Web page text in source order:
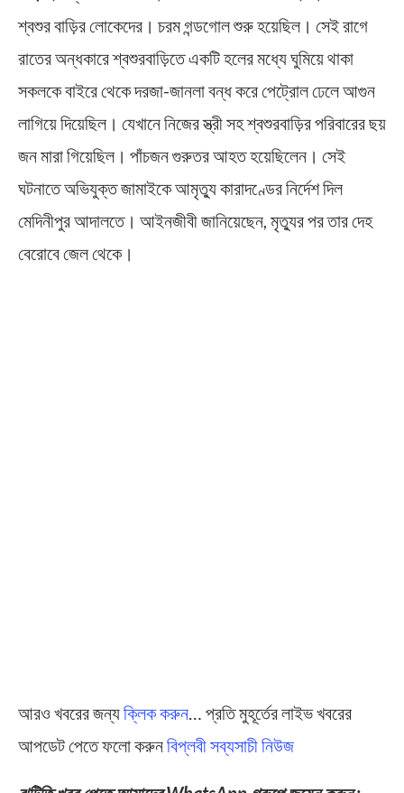
শ্বশুর বাড়ির লোকেদের। চরম গন্ডগোল শুরু হয়েছিল। সেই রাগে
রাতের অন্ধকারে শ্বশুরবাড়িতে একটি হলের মধ্যে ঘুমিয়ে থাকা
সকলকে বাইরে থেকে দরজা-জানলা বন্ধ করে পেট্রোল ঢেলে আগুন
লাগিয়ে দিয়েছিল। যেখানে নিজের স্ত্রী সহ শ্বশুরবাড়ির পরিবারের ছয়
জন মারা গিয়েছিল। পাঁচজন গুরুতর আহত হয়েছিলেন। সেই
ঘটনাতে অভিযুক্ত জামাইকে আমৃত্যু কারাদণ্ডের নির্দেশ দিল
মেদিনীপুর আদালতে। আইনজীবী জানিয়েছেন, মৃত্যুর পর তার দেহ
বেরোবে জেল থেকে।
আরও খবরের জন্যক্লিক করুন… প্রতি মুহূর্তের লাইভ খবরের
আপডেট পেতে ফলো করুনবিপ্লবী সব্যসাচী নিউজ